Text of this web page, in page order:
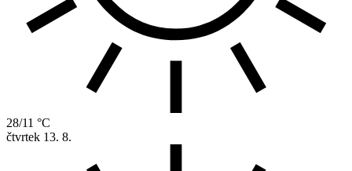
28/11 °C
čtvrtek 13. 8.